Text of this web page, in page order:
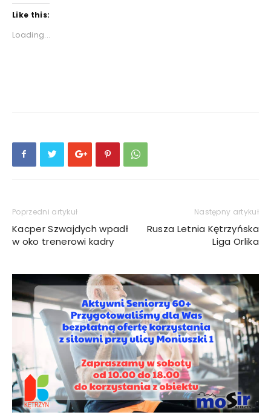
Like this:
Loading...
Poprzedni artykuł
Kacper Szwajdych wpadł
w oko trenerowi kadry
Następny artykuł
Rusza Letnia Kętrzyńska
Liga Orlika